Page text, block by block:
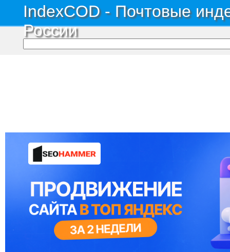
IndexCOD - Почтовые
России